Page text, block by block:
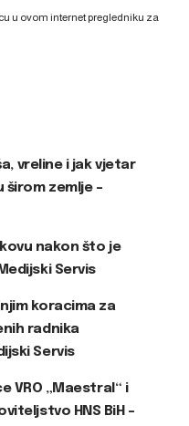
u ovom internet pregledniku za
vreline i jak vjetar
zemlje –
nakon što je
Servis
koracima za
radnika
Servis
VRO „Maestral“ i
HNS BiH –